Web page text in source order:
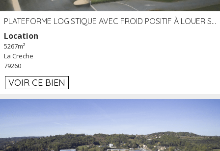
PLATEFORME LOGISTIQUE AVEC FROID POSITIF À LOUER SECTEUR NIORT (79)
Location
5267m²
La Creche
79260
VOIR CE BIEN